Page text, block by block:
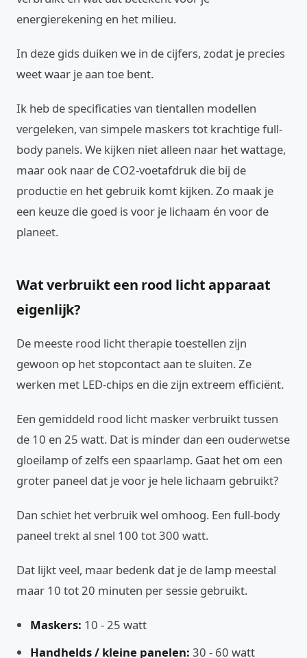
energierekening en het milieu.
In deze gids duiken we in de cijfers, zodat je precies
weet waar je aan toe bent.
Ik heb de specificaties van tientallen modellen
vergeleken, van simpele maskers tot krachtige full-
body panels. We kijken niet alleen naar het wattage,
maar ook naar de CO2-voetafdruk die bij de
productie en het gebruik komt kijken. Zo maak je
een keuze die goed is voor je lichaam én voor de
planeet.
Wat verbruikt een rood licht apparaat
eigenlijk?
De meeste rood licht therapie toestellen zijn
gewoon op het stopcontact aan te sluiten. Ze
werken met LED-chips en die zijn extreem efficiënt.
Een gemiddeld rood licht masker verbruikt tussen
de 10 en 25 watt. Dat is minder dan een ouderwetse
gloeilamp of zelfs een spaarlamp. Gaat het om een
groter paneel dat je voor je hele lichaam gebruikt?
Dan schiet het verbruik wel omhoog. Een full-body
paneel trekt al snel 100 tot 300 watt.
Dat lijkt veel, maar bedenk dat je de lamp meestal
maar 10 tot 20 minuten per sessie gebruikt.
Maskers: 10 - 25 watt
Handhelds / kleine panelen: 30 - 60 watt